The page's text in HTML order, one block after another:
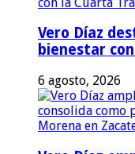
Vero Díaz
bienestar
6 agosto, 2026